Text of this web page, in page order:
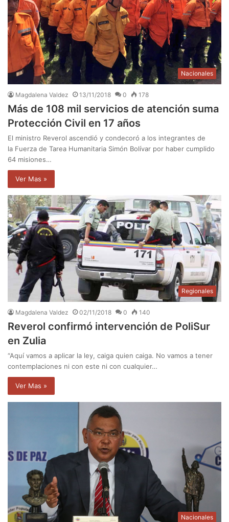
Nacionales
Magdalena Valdez 13/11/2018 0 178
Más de 108 mil servicios de atención suma
Protección Civil en 17 años
El ministro Reverol ascendió y condecoró a los integrantes de
la Fuerza de Tarea Humanitaria Simón Bolívar por haber cumplido
64 misiones…
Ver Mas »
Regionales
Magdalena Valdez 02/11/2018 0 140
Reverol confirmó intervención de PoliSur
en Zulia
“Aquí vamos a aplicar la ley, caiga quien caiga. No vamos a tener
contemplaciones ni con este ni con cualquier…
Ver Mas »
Nacionales